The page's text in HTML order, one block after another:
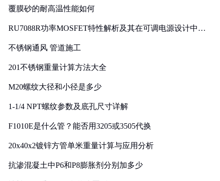
覆膜砂的耐高温性能如何
RU7088R功率MOSFET特性解析及其在可调电源设计中的
不锈钢通风 管道施工
201不锈钢重量计算方法大全
M20螺纹大径和小径是多少
1-1/4 NPT螺纹参数及底孔尺寸详解
F1010E是什么管？能否用3205或3505代换
20x40x2镀锌方管单米重量计算与应用分析
抗渗混凝土中P6和P8膨胀剂分别加多少